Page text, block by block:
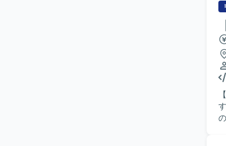
す。 【作業内容】 IT資産管理のパッケー
の工